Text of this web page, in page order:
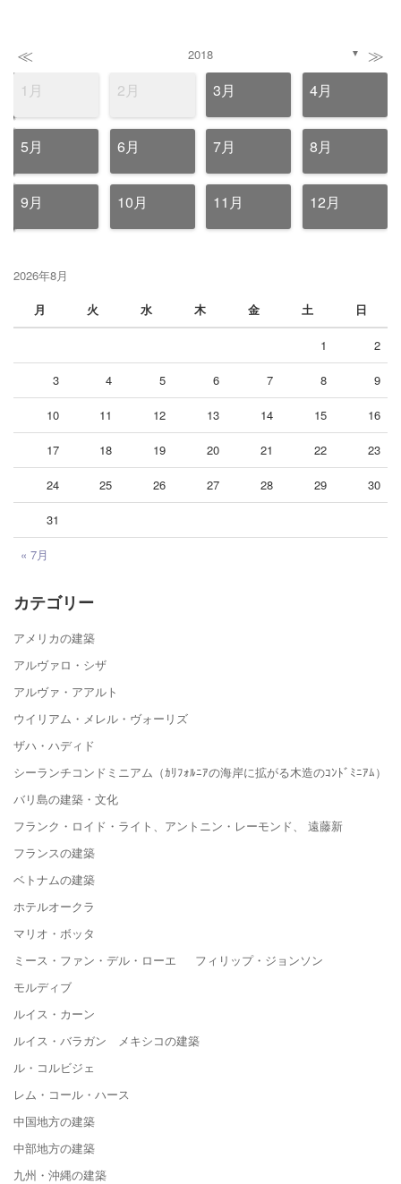
≪ 2018 ▼ ≫
1月 2月 3月 4月
5月 6月 7月 8月
9月 10月 11月 12月
2026年8月
月
火 水 木 金 土 日
« 7月
1 2
3 4 5 6 7 8 9
10 11 12 13 14 15 16
17 18 19 20 21 22 23
24 25 26 27 28 29 30
31
カテゴリー
アメリカの建築
アルヴァロ・シザ
アルヴァ・アアルト
ウイリアム・メレル・ヴォーリズ
ザハ・ハディド
シーランチコンドミニアム（ｶﾘﾌｫﾙﾆｱの海岸に拡がる木造のｺﾝﾄﾞﾐﾆｱﾑ）
バリ島の建築・文化
フランク・ロイド・ライト、アントニン・レーモンド、 遠藤新
フランスの建築
ベトナムの建築
ホテルオークラ
マリオ・ボッタ
ミース・ファン・デル・ローエ フィリップ・ジョンソン
モルディブ
ルイス・カーン
ルイス・バラガン メキシコの建築
ル・コルビジェ
レム・コール・ハース
中国地方の建築
中部地方の建築
九州・沖縄の建築